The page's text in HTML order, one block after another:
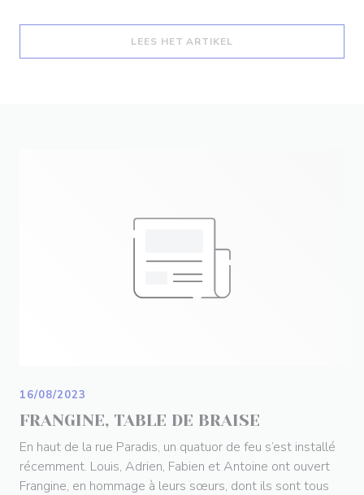
LEES HET ARTIKEL
FRANGINE, TABLE DE BRAISE
16/08/2023
En haut de la rue Paradis, un quatuor de feu s’est installé
récemment. Louis, Adrien, Fabien et Antoine ont ouvert
Frangine, en hommage à leurs sœurs, dont ils sont tous